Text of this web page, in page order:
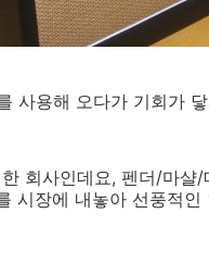
사용해 오다가 기회가
회사인데요, 펜더/마
시장에 내놓아 선풍적